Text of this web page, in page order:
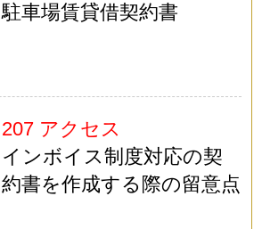
駐車場賃貸借契約書
207 アクセス
インボイス制度対応の契
約書を作成する際の留意点